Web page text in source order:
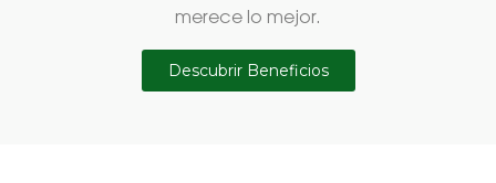
merece lo mejor.
Descubrir Beneficios